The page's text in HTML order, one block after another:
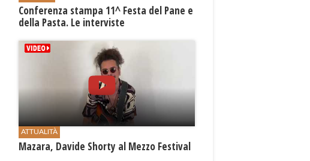
Conferenza stampa 11^ Festa del Pane e
della Pasta. Le interviste
ATTUALITÀ
Mazara, Davide Shorty al Mezzo Festival